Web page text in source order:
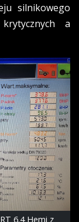
silnikowego
a
6.4 Hemi z